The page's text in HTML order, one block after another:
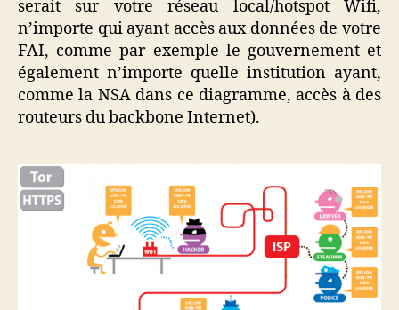
serait sur votre réseau local/hotspot Wifi,
n’importe qui ayant accès aux données de votre
FAI, comme par exemple le gouvernement et
également n’importe quelle institution ayant,
comme la NSA dans ce diagramme, accès à des
routeurs du backbone Internet).